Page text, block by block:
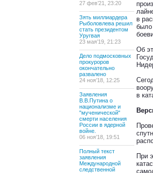
27 фев’21, 23:20
Зять миллиардера
Рыболовлева решил
стать президентом
Уругвая
23 мая’19, 21:23
Дело подмосковных
прокуроров
окончательно
развалено
24 ноя’18, 12:25
Заявления
В.В.Путина о
национализме и
"мученической"
смерти населения
России в ядерной
войне.
06 ноя’18, 19:51
Полный текст
заявления
Международной
следственной
в
было
Об
в
При